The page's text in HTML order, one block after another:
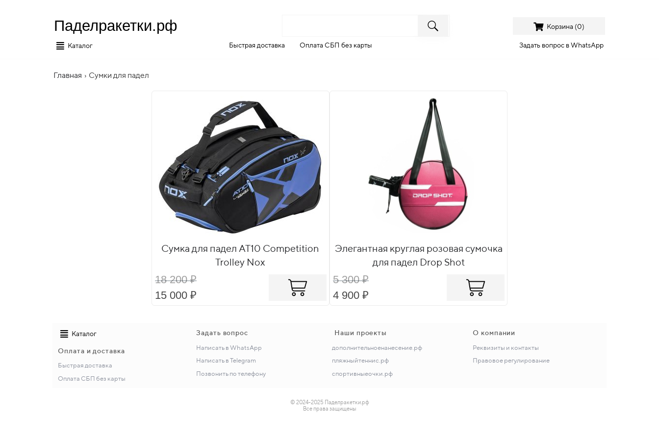
Паделракетки.рф Корзина (0)
Каталог Быстрая доставка Оплата СБП без карты Задать вопрос в WhatsApp
Главная › Сумки для падел
Сумка для падел AT10 Competition
Trolley Nox
18 200 ₽
15 000 ₽
Элегантная круглая розовая сумочка
для падел Drop Shot
5 300 ₽
4 900 ₽
Каталог
Оплата и доставка
Быстрая доставка
Оплата СБП без карты
Задать вопрос
Написать в WhatsApp
Написать в Telegram
Позвонить по телефону
Наши проекты
дополнительноенанесение.рф
пляжныйтеннис.рф
спортивныеочки.рф
О компании
Реквизиты и контакты
Правовое регулирование
© 2024-2025 Паделракетки.рф
Все права защищены